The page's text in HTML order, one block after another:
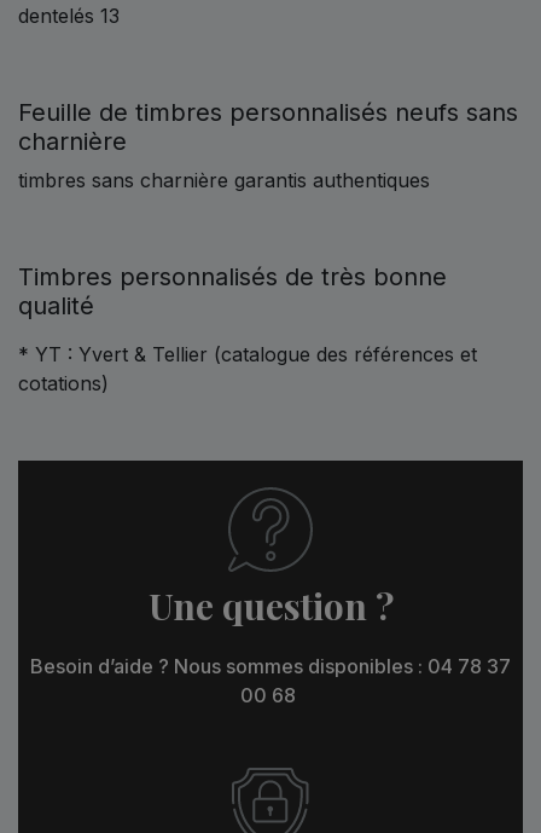
dentelés 13
Feuille de timbres personnalisés neufs sans
charnière
timbres sans charnière garantis authentiques
Timbres personnalisés de très bonne
qualité
* YT : Yvert & Tellier (catalogue des références et
cotations)
Une question ?
Besoin d’aide ? Nous sommes disponibles : 04 78 37
00 68